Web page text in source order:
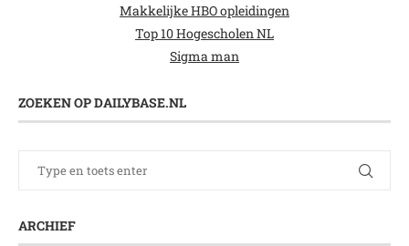
Makkelijke HBO opleidingen
Top 10 Hogescholen NL
Sigma man
ZOEKEN OP DAILYBASE.NL
ARCHIEF